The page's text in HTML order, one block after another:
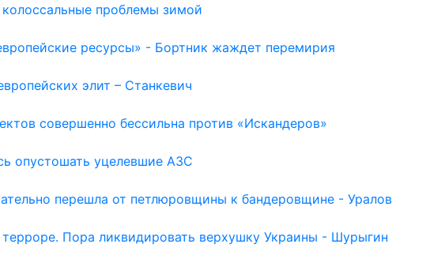
проблемы зимой
ресурсы» - Бортник жаждет перемирия
элит – Станкевич
совершенно бессильна против «Искандеров»
опустошать уцелевшие АЗС
перешла от петлюровщины к бандеровщине - Уралов
Пора ликвидировать верхушку Украины - Шурыгин